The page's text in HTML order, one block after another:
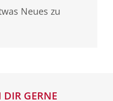
Neues zu
GERNE